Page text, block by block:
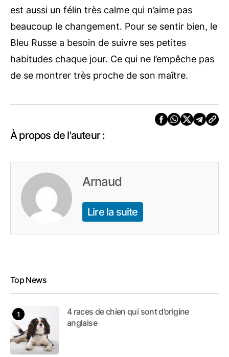
est aussi un félin très calme qui n’aime pas
beaucoup le changement. Pour se sentir bien, le
Bleu Russe a besoin de suivre ses petites
habitudes chaque jour. Ce qui ne l’empêche pas
de se montrer très proche de son maître.
À propos de l'auteur :
Arnaud
Lire la suite
Top News
4 races de chien qui sont d’origine
anglaise